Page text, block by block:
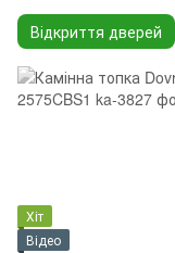
Відкриття дверей
Хіт
Відео